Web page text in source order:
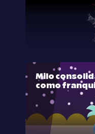
Milo
como